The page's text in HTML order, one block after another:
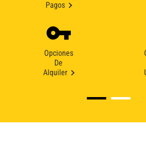
Pagos
Opciones
De
Alquiler